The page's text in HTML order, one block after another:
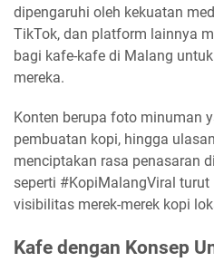
dipengaruhi oleh kekuatan
TikTok, dan platform lainnya
bagi kafe-kafe di Malang
mereka.
Konten berupa foto minuman
pembuatan kopi, hingga
menciptakan rasa penasaran
seperti #KopiMalangViral
visibilitas merek-merek kopi
Kafe dengan Konsep